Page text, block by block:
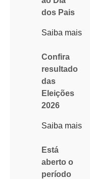
dos Pais
Saiba mais
Confira
resultado
das
Eleições
2026
Saiba mais
Está
aberto o
período